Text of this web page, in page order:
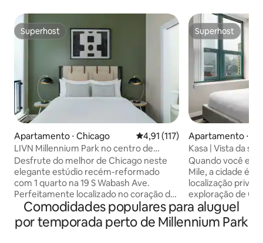
Superhost
Superhost
Apartamento ⋅ Chicago 4,91 de uma avaliação média
4,91 (117)
LIVN Millennium Park no centro de
Chicago, 1 quarto
Desfrute do melhor de Chicago neste
elegante estúdio recém-reformado
com 1 quarto na 19 S Wabash Ave.
Perfeitamente localizado no coração do
centro da cidade, você estará a poucos
passos do icônico Millennium Park, das
vibrantes lojas da Michigan Avenue e de
Superhost
Superhost
Apartamento ⋅
Kasa | Vista da
Chicago
Quando você
Mile, a cidade é
localização
exploração de
norte do centro
a poucos passos
uma curta
Comodidades populares para aluguel
por temporada perto de Millennium Park